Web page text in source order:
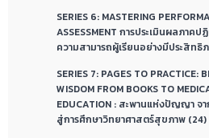
SERIES 6: MASTERING
ASSESSMENT การประเมินผลภาคป
ความสามารถผู้เรียนอย่างมีประสิทธิ
SERIES 7: PAGES TO PRACTICE:
WISDOM FROM BOOKS TO
EDUCATION : สะพานแห่งปัญญา จ
สู่การศึกษาวิทยาศาสตร์สุขภาพ (24)